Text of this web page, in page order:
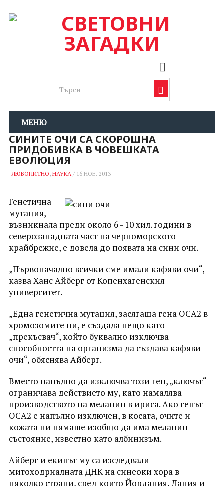
МЕНЮ
СИНИТЕ ОЧИ СА СКОРОШНА
ПРИДОБИВКА В ЧОВЕШКАТА
ЕВОЛЮЦИЯ
ЛЮБОПИТНО, НАУКА/ 16 НОЕ. 2013
Генетична
мутация,
възникнала преди около 6 - 10 хил. години в
северозападната част на черноморското
крайбрежие, е довела до появата на сини очи.
„Първоначално всички сме имали кафяви очи“,
казва Ханс Айберг от Копенхагенския
университет.
„Една генетична мутация, засягаща гена OCA2 в
хромозомите ни, е създала нещо като
„прекъсвач“, който буквално изключва
способността на организма да създава кафяви
очи“, обяснява Айберг.
Вместо напълно да изключва този ген, „ключът“
ограничава действието му, като намалява
производството на меланин в ириса. Ако генът
OCA2 е напълно изключен, в косата, очите и
кожата ни нямаше изобщо да има меланин -
състояние, известно като албинизъм.
Айберг и екипът му са изследвали
митоходриалната ДНК на синеоки хора в
няколко страни, сред които Йордания, Дания и